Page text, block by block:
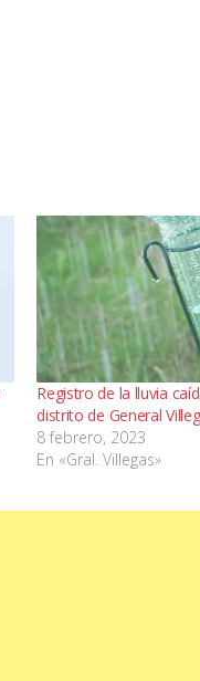
Registro de la lluvia
distrito de General
8 febrero, 2023
En «Gral. Villegas»